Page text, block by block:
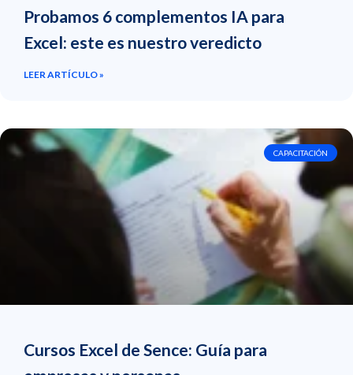
Probamos 6 complementos IA para
Excel: este es nuestro veredicto
LEER ARTÍCULO »
CAPACITACIÓN
Cursos Excel de Sence: Guía para